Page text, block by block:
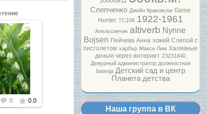
Слепченко Джейн Краковски Game
Hunter ТС106 1922-1961
Апельсинчик altiverb Nynne
Bojsen Пейчева Анна хокей Слепой с
пистолетом харбър Макси Лим Халявные
деньги через интернет 23231840
Дежурный администратор должностная
baterija Детский сад и центр
Планета детства
Наша группа в ВК
чтобы
0 0.0